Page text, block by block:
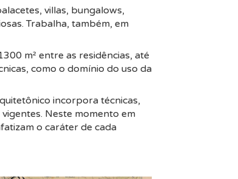
villas, bungalows,
Trabalha, também, em
m² entre as residências, até
como o domínio do uso da
incorpora técnicas,
Neste momento em
o caráter de cada